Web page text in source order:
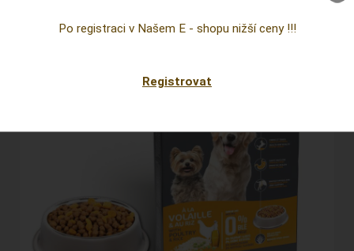
Po registraci v Našem E - shopu nižší ceny !!!
Registrovat